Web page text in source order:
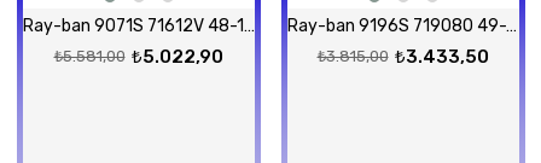
Ray-ban 9071S 71612V 48-18 Güneş Gözlüğü
₺5.022,90
₺5.581,00
Ray-ban 9196S 719080 49-17 Güneş Gözlüğü
₺3.433,50
₺3.815,00